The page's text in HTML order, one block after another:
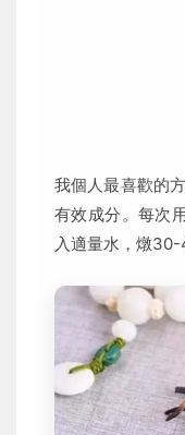
我個人最喜歡的
有效成分。每次
入適量水，燉30-